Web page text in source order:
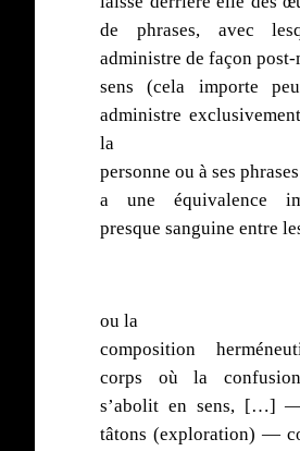
de phrases, avec
administre de façon post-
sens (cela importe
administre
la
personne ou à ses
a une équivalence
presque sanguine entre
ou la
composition
corps où la
s’abolit en sens, […]
tâtons (exploration) —